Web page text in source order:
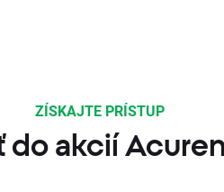
ZÍSKAJTE PRÍSTUP
akcií